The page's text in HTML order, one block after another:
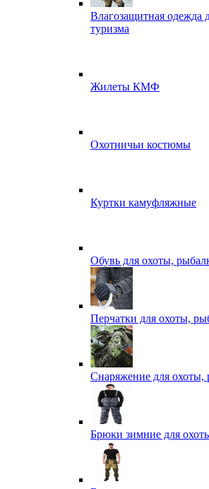
Влагозащитная одежда
туризма
Жилеты КМФ
Охотничьи костюмы
Куртки камуфляжные
Обувь для охоты,
Перчатки для охоты,
Снаряжение для охоты,
Брюки зимние для